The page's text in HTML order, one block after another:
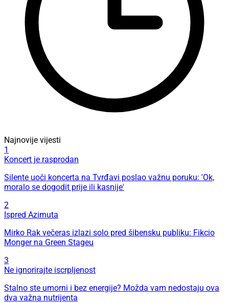
Najnovije vijesti
1
Koncert je rasprodan
Silente uoči koncerta na Tvrđavi poslao važnu poruku: 'Ok,
moralo se dogodit prije ili kasnije'
2
Ispred Azimuta
Mirko Rak večeras izlazi solo pred šibensku publiku: Fikcio
Monger na Green Stageu
3
Ne ignorirajte iscrpljenost
Stalno ste umorni i bez energije? Možda vam nedostaju ova
dva važna nutrijenta